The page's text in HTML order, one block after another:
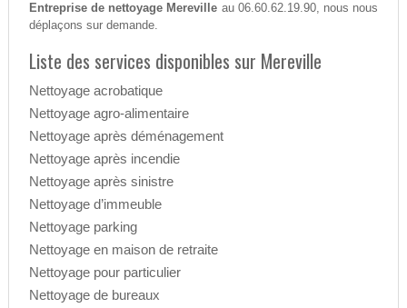
Entreprise de nettoyage Mereville au 06.60.62.19.90, nous nous
déplaçons sur demande.
Liste des services disponibles sur Mereville
Nettoyage acrobatique
Nettoyage agro-alimentaire
Nettoyage après déménagement
Nettoyage après incendie
Nettoyage après sinistre
Nettoyage d’immeuble
Nettoyage parking
Nettoyage en maison de retraite
Nettoyage pour particulier
Nettoyage de bureaux